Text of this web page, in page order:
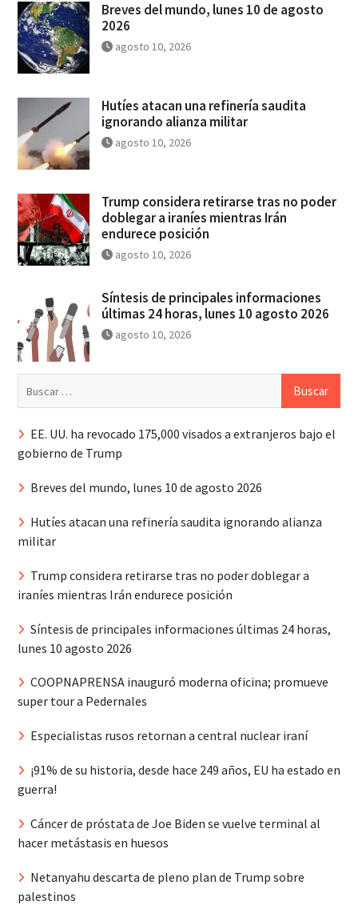
Breves del mundo, lunes 10 de agosto
2026
agosto 10, 2026
Hutíes atacan una refinería saudita
ignorando alianza militar
agosto 10, 2026
Trump considera retirarse tras no poder
doblegar a iraníes mientras Irán
endurece posición
agosto 10, 2026
Síntesis de principales informaciones
últimas 24 horas, lunes 10 agosto 2026
agosto 10, 2026
EE. UU. ha revocado 175,000 visados a extranjeros bajo el
gobierno de Trump
Breves del mundo, lunes 10 de agosto 2026
Hutíes atacan una refinería saudita ignorando alianza
militar
Trump considera retirarse tras no poder doblegar a
iraníes mientras Irán endurece posición
Síntesis de principales informaciones últimas 24 horas,
lunes 10 agosto 2026
COOPNAPRENSA inauguró moderna oficina; promueve
super tour a Pedernales
Especialistas rusos retornan a central nuclear iraní
¡91% de su historia, desde hace 249 años, EU ha estado en
guerra!
Cáncer de próstata de Joe Biden se vuelve terminal al
hacer metástasis en huesos
Netanyahu descarta de pleno plan de Trump sobre
palestinos